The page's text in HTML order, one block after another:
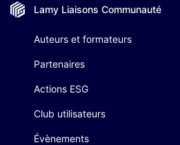
Lamy Liaisons Communauté
Auteurs et formateurs
Partenaires
Actions ESG
Club utilisateurs
Évènements